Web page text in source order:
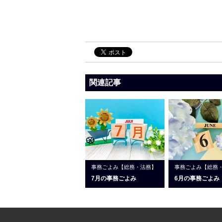
関連記事
事務ごよみ【総務・法務】
7月の事務ごよみ
事務ごよみ【総務
6月の事務ごよみ